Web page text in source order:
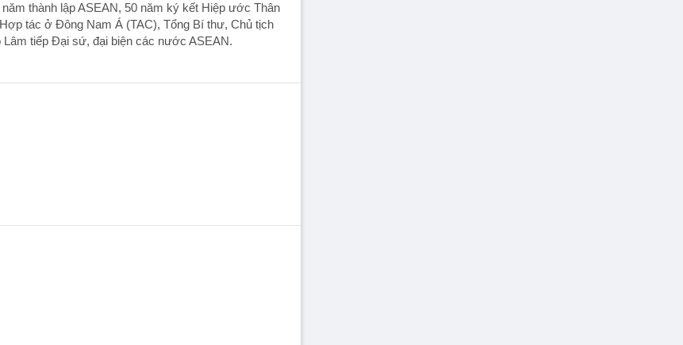
năm thành lập ASEAN, 50 năm ký kết Hiệp ước Thân
tác ở Đông Nam Á (TAC), Tổng Bí thư, Chủ tịch
tiếp Đại sứ, đại biện các nước ASEAN.